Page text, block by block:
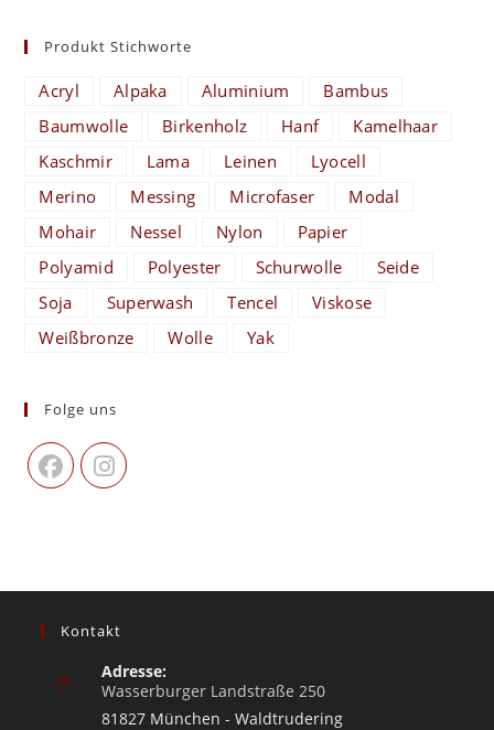
Produkt Stichworte
Acryl Alpaka Aluminium
Bambus
Baumwolle
Birkenholz Hanf
Kamelhaar
Kaschmir
Lama Leinen
Lyocell
Merino
Messing Microfaser
Modal
Mohair
Nessel Nylon
Papier
Polyamid
Polyester Schurwolle
Seide
Soja
Superwash Tencel
Viskose
Weißbronze
Wolle Yak
Folge uns
Kontakt
Adresse:
Wasserburger Landstraße 250
81827 München - Waldtrudering